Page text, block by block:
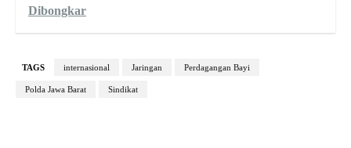
Dibongkar
TAGS internasional Jaringan Perdagangan Bayi
Polda Jawa Barat Sindikat